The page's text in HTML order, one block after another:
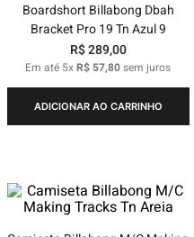
Boardshort Billabong Dbah
Bracket Pro 19 Tn Azul 9
R$289,00
Em até 5xR$ 57,80sem juros
ADICIONAR AO CARRINHO